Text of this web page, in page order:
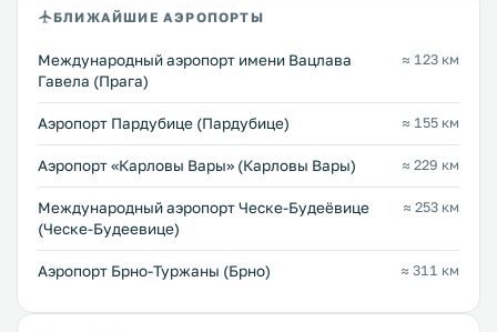
БЛИЖАЙШИЕ АЭРОПОРТЫ
Международный аэропорт имени Вацлава
Гавела (Прага)
≈ 123 км
Аэропорт Пардубице (Пардубице) ≈ 155 км
Аэропорт «Карловы Вары» (Карловы Вары) ≈ 229 км
Международный аэропорт Ческе-Будеёвице
(Ческе-Будеевице)
≈ 253 км
Аэропорт Брно-Туржаны (Брно) ≈ 311 км